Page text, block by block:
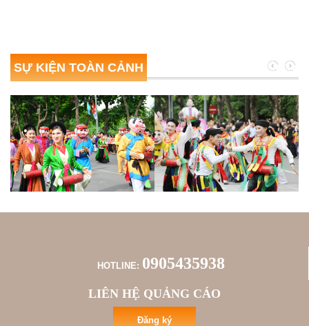
SỰ KIỆN TOÀN CẢNH
HOTLINE: 0905435938
LIÊN HỆ QUẢNG CÁO
Đăng ký